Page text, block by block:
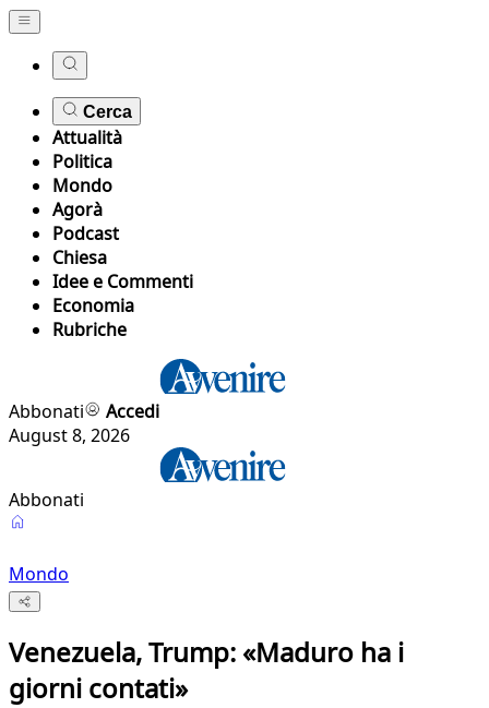
Cerca
Attualità
Politica
Mondo
Agorà
Podcast
Chiesa
Idee e Commenti
Economia
Rubriche
Abbonati
Accedi
August 8, 2026
Abbonati
Mondo
Venezuela, Trump: «Maduro ha i
giorni contati»